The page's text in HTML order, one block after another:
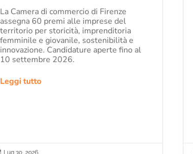
La Camera di commercio di Firenze
assegna 60 premi alle imprese del
territorio per storicità, imprenditoria
femminile e giovanile, sostenibilità e
innovazione. Candidature aperte fino al
10 settembre 2026.
Leggi tutto
Lug 30, 2026